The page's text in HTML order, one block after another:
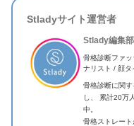
Stladyサイト運営者
Stlady編集部
骨格診断ファ
ナリスト / 顔タ
骨格診断に関
し、 累計20万
中。
骨格ストレート